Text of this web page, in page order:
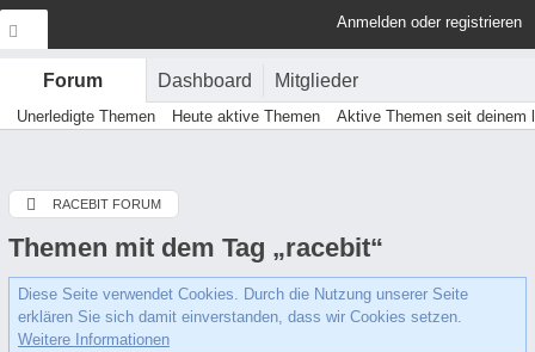
Anmelden oder registrieren
Forum Dashboard Mitglieder
Unerledigte Themen Heute aktive Themen Aktive Themen seit deinem
RACEBIT FORUM
Themen mit dem Tag „racebit“
Diese Seite verwendet Cookies. Durch die Nutzung unserer Seite
erklären Sie sich damit einverstanden, dass wir Cookies setzen.
Weitere Informationen